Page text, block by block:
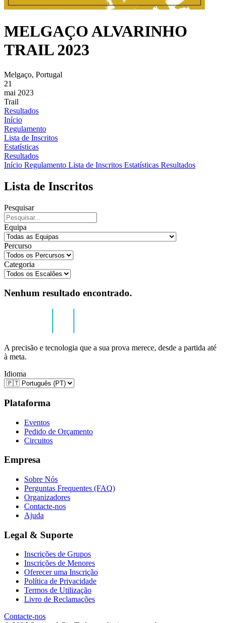
MELGAÇO ALVARINHO
TRAIL 2023
Melgaço, Portugal
21
mai 2023
Trail
Resultados
Início
Regulamento
Lista de Inscritos
Estatísticas
Resultados
Início Regulamento Lista de Inscritos Estatísticas Resultados
Lista de Inscritos
Pesquisar
Equipa
Percurso
Categoria
Nenhum resultado encontrado.
A precisão e tecnologia que a sua prova merece, desde a partida até
à meta.
Idioma
Plataforma
Eventos
Pedido de Orçamento
Circuitos
Empresa
Sobre Nós
Perguntas Frequentes (FAQ)
Organizadores
Contacte-nos
Ajuda
Legal & Suporte
Inscrições de Grupos
Inscrições de Menores
Oferecer uma Inscrição
Política de Privacidade
Termos de Utilização
Livro de Reclamações
Contacte-nos